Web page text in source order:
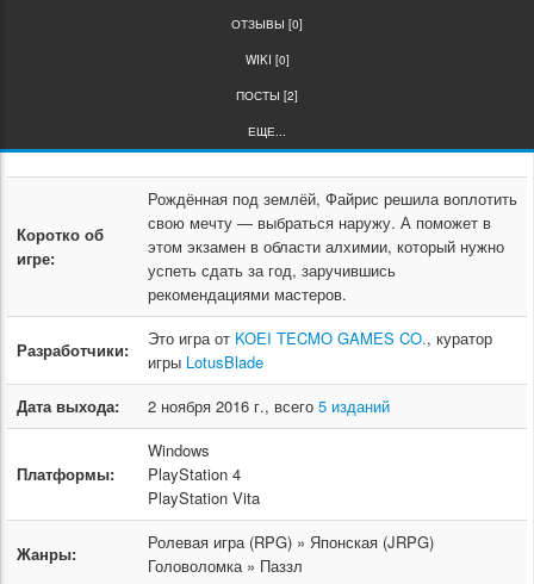
ОТЗЫВЫ [0]
WIKI [0]
ПОСТЫ [2]
ЕЩЕ...
Коротко об
игре:
Рождённая под землёй, Файрис решила воплотить
свою мечту — выбраться наружу. А поможет в
этом экзамен в области алхимии, который нужно
успеть сдать за год, заручившись
рекомендациями мастеров.
Разработчики:
Это игра от KOEI TECMO GAMES CO., куратор
игры LotusBlade
Дата выхода:
2 ноября 2016 г., всего 5 изданий
Платформы:
Windows
PlayStation 4
PlayStation Vita
Жанры:
Ролевая игра (RPG) » Японская (JRPG)
Головоломка » Паззл